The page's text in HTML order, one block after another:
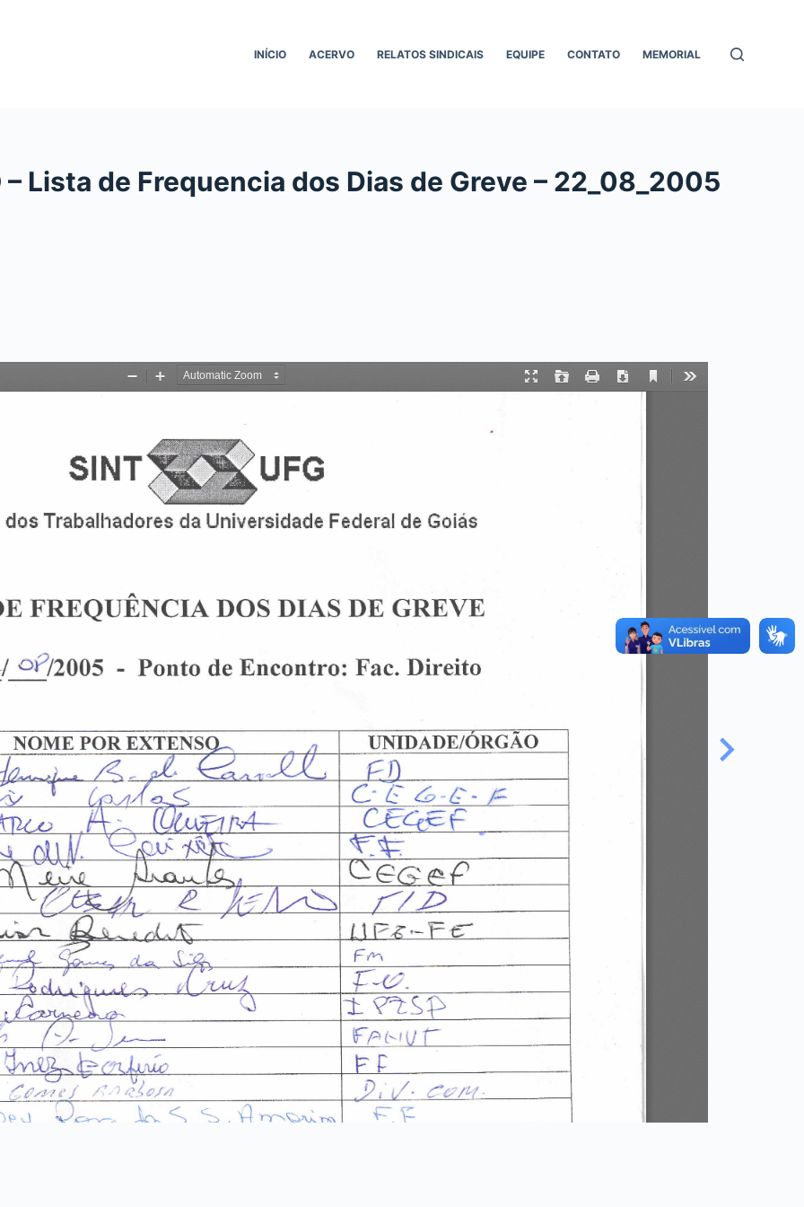
INÍCIO ACERVO RELATOS SINDICAIS EQUIPE CONTATO MEMORIAL
Lista de Frequencia dos Dias de Greve – 22_08_2005